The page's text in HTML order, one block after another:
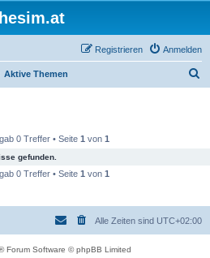
Anmelden
Registrieren
Aktive Themen
0 Treffer • Seite 1 von 1
gefunden.
0 Treffer • Seite 1 von 1
Alle Zeiten sind UTC+02:00
Forum Software © phpBB Limited